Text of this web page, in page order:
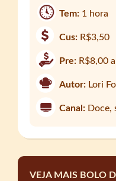
Tem: 1 hora
Cus: R$3,50
Pre: R$8,00
Autor: Lori
Canal: Doce,
VEJA MAIS BOLO